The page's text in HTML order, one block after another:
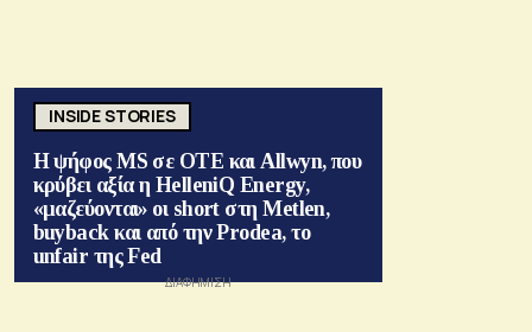
INSIDE STORIES
Η ψήφος MS σε ΟΤΕ και Allwyn, που
κρύβει αξία η HelleniQ Energy,
«μαζεύονται» οι short στη Metlen,
buyback και από την Prodea, το
unfair της Fed